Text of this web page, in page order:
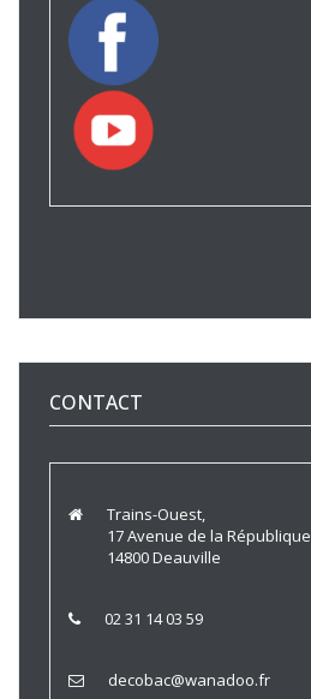
CONTACT
Trains-Ouest,
17 Avenue de la République
14800 Deauville
02 31 14 03 59
decobac@wanadoo.fr